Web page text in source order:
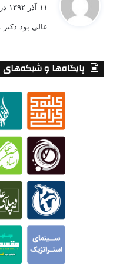
:
۱۱ آذر ۱۳۹۲ در ۷:۳۵ ق٫ظ
عالی بود
پایگاه‌ها و